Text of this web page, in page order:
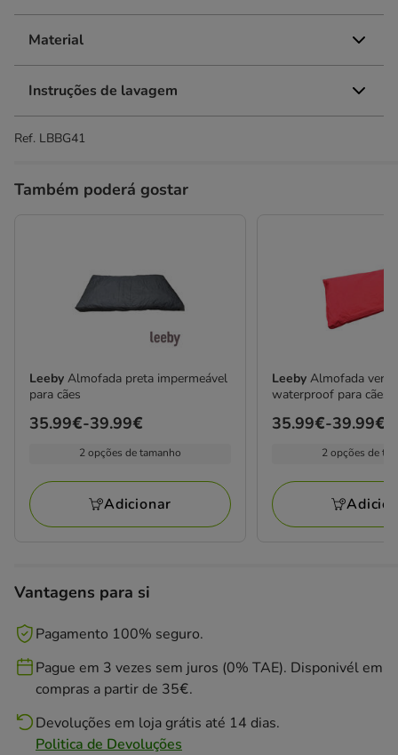
Material
Instruções de lavagem
Ref. LBBG41
Também poderá gostar
Leeby Almofada preta impermeável
para cães
Preço
a
39.99€
35.99€-39.99€
2 opções de tamanho
Adicionar
LeebyAlmofada
waterproof para cães
Preço
a
39.99€
35.99€-39.99€
2 opções de
Vantagens para si
Pagamento 100% seguro.
Pague em 3 vezes sem juros (0% TAE). Disponivél em
compras a partir de 35€.
Devoluções em loja grátis até 14 dias.
Politica de Devoluções